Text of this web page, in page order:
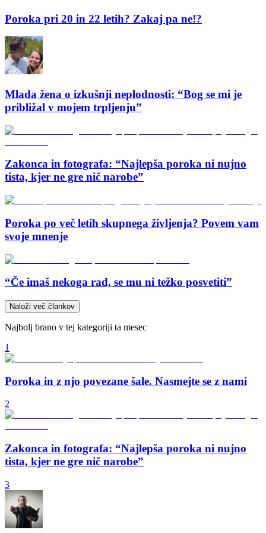
Poroka pri 20 in 22 letih? Zakaj pa ne!?
Mlada žena o izkušnji neplodnosti: “Bog se mi je
približal v mojem trpljenju”
Zakonca in fotografa: “Najlepša poroka ni nujno
tista, kjer ne gre nič narobe”
Poroka po več letih skupnega življenja? Povem vam
svoje mnenje
“Če imaš nekoga rad, se mu ni težko posvetiti”
Naloži več člankov
Najbolj brano v tej kategoriji ta mesec
1
Poroka in z njo povezane šale. Nasmejte se z nami
2
Zakonca in fotografa: “Najlepša poroka ni nujno
tista, kjer ne gre nič narobe”
3